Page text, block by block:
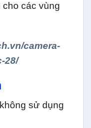
cho các vùng
camera-
28/
sử dụng